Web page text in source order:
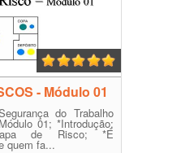
- Módulo 01
do Trabalho
01; *Introdução;
de Risco; *É
quem fa...